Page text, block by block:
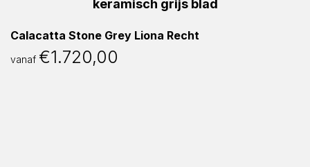
Calacatta Stone Grey Liona Recht
vanaf €1.720,00